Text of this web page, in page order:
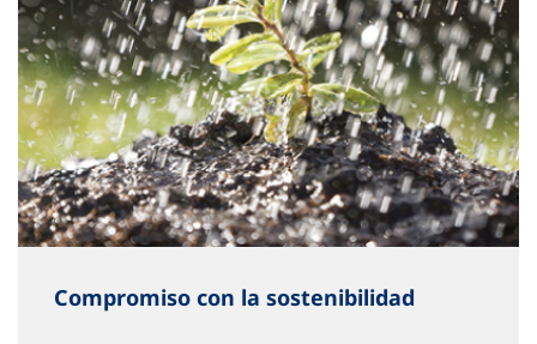
Compromiso con la sostenibilidad